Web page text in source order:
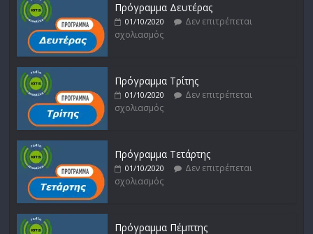
Πρόγραμμα Δευτέρας
01/10/2020
Δεν επιτρέπεται
σχολιασμός
Πρόγραμμα Τρίτης
01/10/2020
Δεν επιτρέπεται
σχολιασμός
Πρόγραμμα Τετάρτης
01/10/2020
Δεν επιτρέπεται
σχολιασμός
Πρόγραμμα Πέμπτης